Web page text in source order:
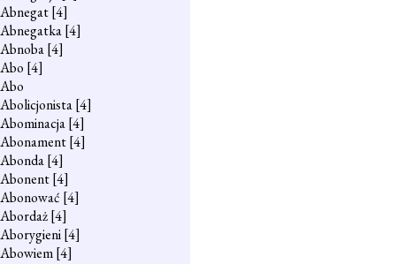
Abnegat[4]
Abnegatka[4]
Abnoba[4]
Abo [4]
Abo
Abolicjonista[4]
Abominacja[4]
Abonament[4]
Abonda[4]
Abonent[4]
Abonować [4]
Abordaż[4]
Aborygieni[4]
Abowiem[4]